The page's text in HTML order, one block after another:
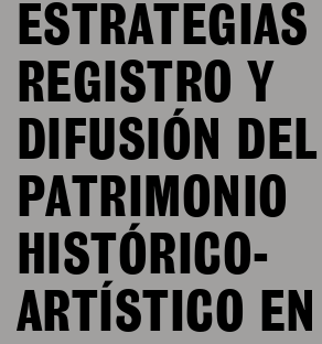
ESTRATEGIAS
REGISTRO Y
DIFUSIÓN DEL
PATRIMONIO
HISTÓRICO-
ARTÍSTICO